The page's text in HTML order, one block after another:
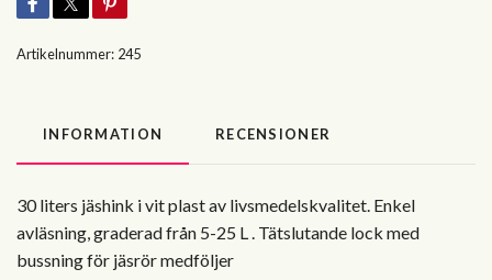
Artikelnummer: 245
INFORMATION RECENSIONER
30 liters jäshink i vit plast av livsmedelskvalitet. Enkel
avläsning, graderad från 5-25 L . Tätslutande lock med
bussning för jäsrör medföljer